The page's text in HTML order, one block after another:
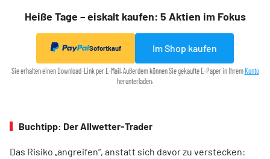
Heiße Tage – eiskalt kaufen: 5 Aktien im Fokus
Sofortkauf Im Shop kaufen
Sie erhalten einen Download-Link per E-Mail. Außerdem können Sie gekaufte E-Paper in Ihrem Konto
herunterladen.
Buchtipp: Der Allwetter-Trader
Das Risiko „angreifen“, anstatt sich davor zu verstecken: